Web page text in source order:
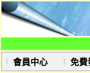
會員中心 免費